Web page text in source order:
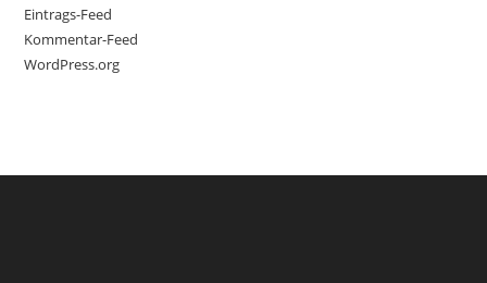
Eintrags-Feed
Kommentar-Feed
WordPress.org